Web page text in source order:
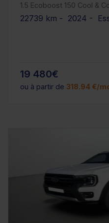
1.5 Ecoboost 150 Cool &
22739 km - 2024 -
19 480€
ou à partir de 318.94 €/